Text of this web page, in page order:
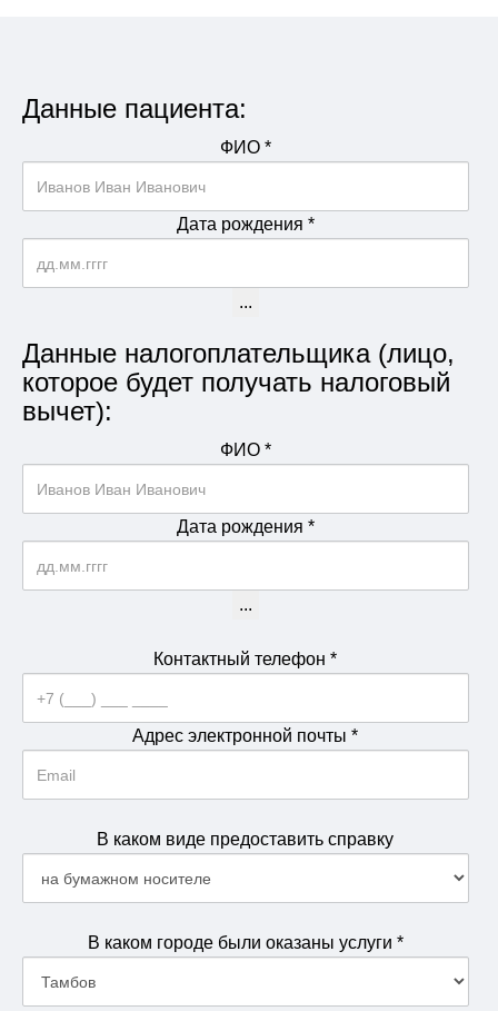
Данные пациента:
ФИО *
Дата рождения *
...
Данные налогоплательщика (лицо,
которое будет получать налоговый
вычет):
ФИО *
Дата рождения *
...
Контактный телефон*
Адрес электронной почты*
В каком виде предоставить справку
В каком городе были оказаны услуги *